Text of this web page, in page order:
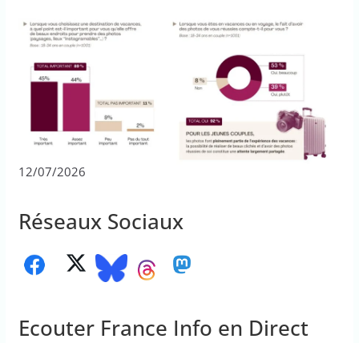
12/07/2026
Réseaux Sociaux
Ecouter France Info en Direct